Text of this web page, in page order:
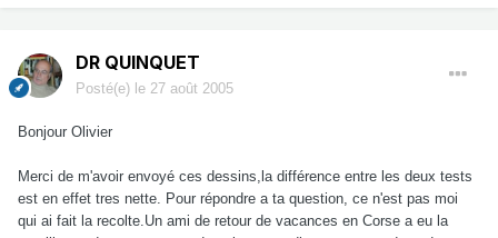
DR QUINQUET
Posté(e) le 27 août 2005
Bonjour Olivier
Merci de m'avoir envoyé ces dessins,la différence entre les deux tests
est en effet tres nette. Pour répondre a ta question, ce n'est pas moi
qui ai fait la recolte.Un ami de retour de vacances en Corse a eu la